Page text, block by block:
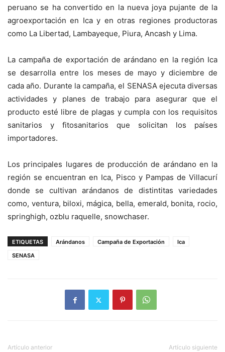
peruano se ha convertido en la nueva joya pujante de la
agroexportación en Ica y en otras regiones productoras
como La Libertad, Lambayeque, Piura, Ancash y Lima.
La campaña de exportación de arándano en la región Ica
se desarrolla entre los meses de mayo y diciembre de
cada año. Durante la campaña, el SENASA ejecuta diversas
actividades y planes de trabajo para asegurar que el
producto esté libre de plagas y cumpla con los requisitos
sanitarios y fitosanitarios que solicitan los países
importadores.
Los principales lugares de producción de arándano en la
región se encuentran en Ica, Pisco y Pampas de Villacurí
donde se cultivan arándanos de distintitas variedades
como, ventura, biloxi, mágica, bella, emerald, bonita, rocio,
springhigh, ozblu raquelle, snowchaser.
ETIQUETAS Arándanos Campaña de Exportación
Ica
SENASA
Artículo anterior Artículo siguiente